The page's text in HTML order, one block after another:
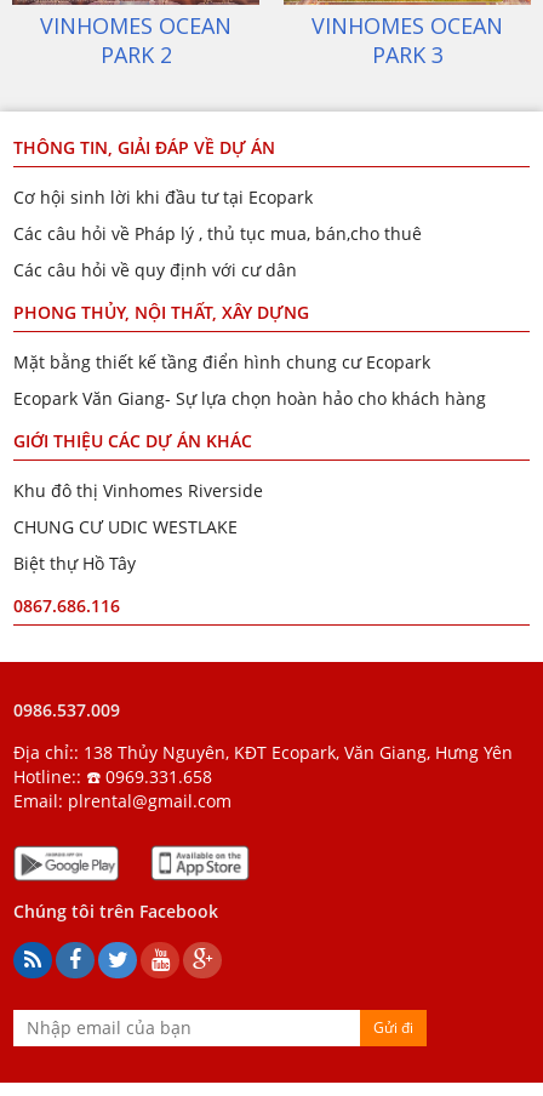
ECOPARK VĂN GIANG
VINHOMES OCEAN
PARK 1
THÔNG TIN, GIẢI ĐÁP VỀ DỰ ÁN
Cơ hội sinh lời khi đầu tư tại Ecopark
Các câu hỏi về Pháp lý , thủ tục mua, bán,cho thuê
Các câu hỏi về quy định với cư dân
PHONG THỦY, NỘI THẤT, XÂY DỰNG
Mặt bằng thiết kế tầng điển hình chung cư Ecopark
Ecopark Văn Giang- Sự lựa chọn hoàn hảo cho khách hàng
GIỚI THIỆU CÁC DỰ ÁN KHÁC
Khu đô thị Vinhomes Riverside
CHUNG CƯ UDIC WESTLAKE
Biệt thự Hồ Tây
0867.686.116
0986.537.009
Địa chỉ:: 138 Thủy Nguyên, KĐT Ecopark, Văn Giang, Hưng Yên
Hotline:: ☎️ 0969.331.658
Email: plrental@gmail.com
Chúng tôi trên Facebook
Gửi đi